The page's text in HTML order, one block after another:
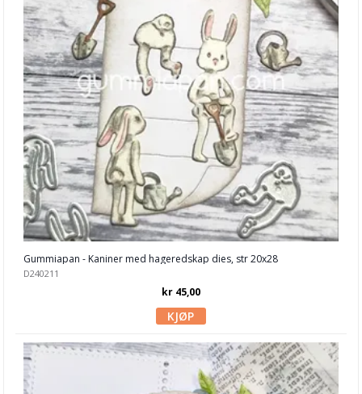
CottageCutz
Craft & You
Crafters Companion
Crealies
Creative Expressions
Diverse dieser
Elisabeth Craft dies
Find It
Gummiapan
Kaboks
Lawn Fawn dies
Gummiapan - Kaniner med hageredskap dies, str 20x28
D240211
kr 45,00